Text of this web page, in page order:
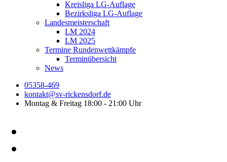
Kreisliga LG-Auflage
Bezirksliga LG-Auflage
Landesmeisterschaft
LM 2024
LM 2025
Termine Rundenwettkämpfe
Terminübersicht
News
05358-469
kontakt@sv-rickensdorf.de
Montag & Freitag 18:00 - 21:00 Uhr